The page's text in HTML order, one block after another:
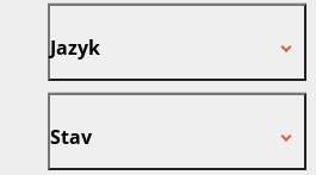
Jazyk
Stav